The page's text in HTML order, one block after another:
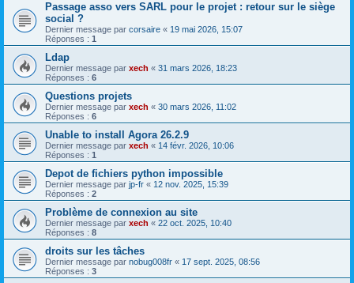
Passage asso vers SARL pour le projet : retour sur le siège
social ?
Dernier message par corsaire « 19 mai 2026, 15:07
Réponses : 1
Ldap
Dernier message par xech « 31 mars 2026, 18:23
Réponses : 6
Questions projets
Dernier message par xech « 30 mars 2026, 11:02
Réponses : 6
Unable to install Agora 26.2.9
Dernier message par xech « 14 févr. 2026, 10:06
Réponses : 1
Depot de fichiers python impossible
Dernier message par jp-fr « 12 nov. 2025, 15:39
Réponses : 2
Problème de connexion au site
Dernier message par xech « 22 oct. 2025, 10:40
Réponses : 8
droits sur les tâches
Dernier message par nobug008fr « 17 sept. 2025, 08:56
Réponses : 3